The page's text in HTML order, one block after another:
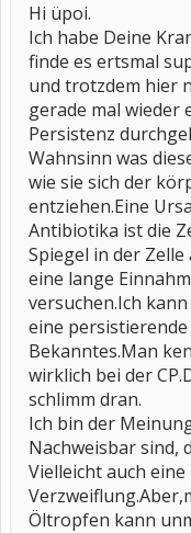
Hi üpoi.
Ich habe Deine
finde es ertsmal
und trotzdem hier
gerade mal wieder
Persistenz
Wahnsinn was
wie sie sich der
entziehen.Eine
Antibiotika ist die
Spiegel in der
eine lange
versuchen.Ich
eine
Bekanntes.Man
wirklich bei der
schlimm dran.
Ich bin der
Nachweisbar sind,
Vielleicht auch
Öltropfen kann